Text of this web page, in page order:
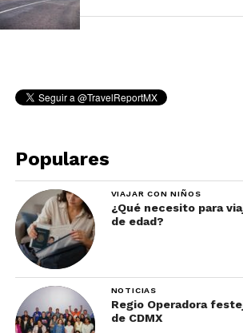
Populares
VIAJAR CON NIÑOS
¿Qué necesito para
de edad?
NOTICIAS
Regio Operadora
de CDMX